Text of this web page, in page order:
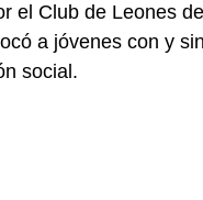
el Club de Leones
a jóvenes con y
social.